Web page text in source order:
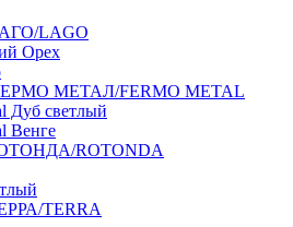
LAGO
Орех
ФЕРМО МЕТАЛ/FERMO METAL
Дуб светлый
Венге
ROTONDA
TERRA